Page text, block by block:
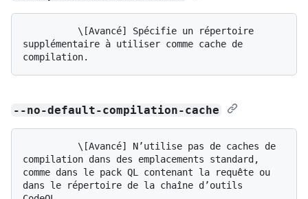
supplémentaire à utiliser comme cache de
--no-default-compilation-cache
compilation dans des emplacements standard,
comme dans le pack QL contenant la requête ou
dans le répertoire de la chaîne d’outils